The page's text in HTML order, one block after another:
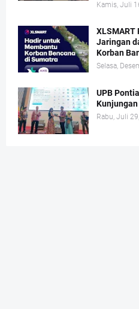
Kamis, Juli
XLSMART
Jaringan
Korban
Selasa,
UPB
Rabu, Juli